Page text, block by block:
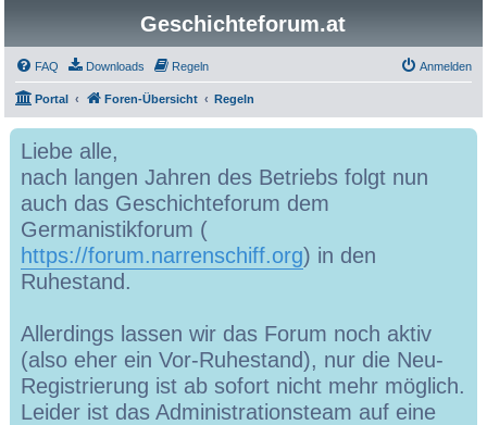
Geschichteforum.at
FAQ Downloads Regeln Anmelden
Portal Foren-Übersicht Regeln
Liebe alle,
nach langen Jahren des Betriebs folgt nun
auch das Geschichteforum dem
Germanistikforum (
https://forum.narrenschiff.org) in den
Ruhestand.
Allerdings lassen wir das Forum noch aktiv
(also eher ein Vor-Ruhestand), nur die Neu-
Registrierung ist ab sofort nicht mehr möglich.
Leider ist das Administrationsteam auf eine